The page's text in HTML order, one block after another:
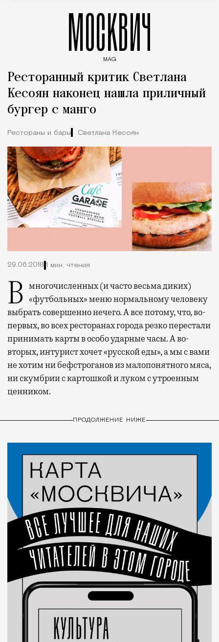
МОСКВИЧ
MAG
Ресторанный критик Светлана
Кесоян наконец нашла приличный
бургер с манго
Рестораны и бары Светлана Кесоян
29.06.2018 1 мин. чтения
В многочисленных (и часто весьма диких) «футбольных» меню нормальному человеку
выбрать совершенно нечего. А все потому, что, во-
первых, во всех ресторанах города резко перестали
принимать карты в особо ударные часы. А во-
вторых, интурист хочет «русской еды», а мы с вами
не хотим ни бефстроганов из малопонятного мяса,
ни скумбрии с картошкой и луком с утроенным
ценником.
ПРОДОЛЖЕНИЕ НИЖЕ